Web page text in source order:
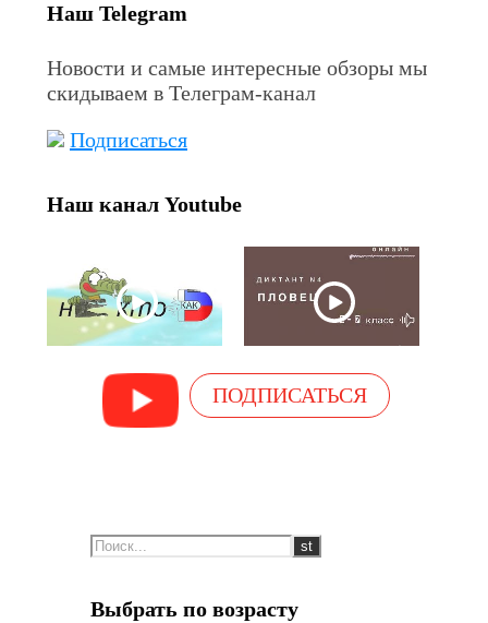
Наш Telegram
Новости и самые интересные обзоры мы
скидываем в Телеграм-канал
Подписаться
Наш канал Youtube
ПОДПИСАТЬСЯ
Выбрать по возрасту